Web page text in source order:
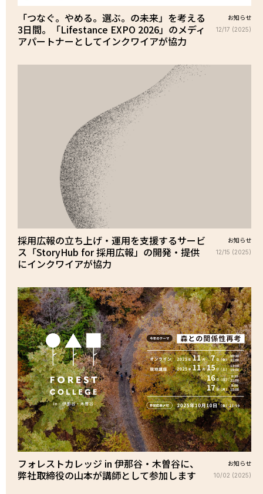
「つなぐ。やめる。選ぶ。の未来」を考える
3日間。「Lifestance EXPO 2026」のメディ
アパートナーとしてインクワイアが協力
お知らせ
12/17 (2025)
採用広報の立ち上げ・運用を支援するサービ
ス「StoryHub for 採用広報」の開発・提供
にインクワイアが協力
お知らせ
12/15 (2025)
フォレストカレッジ in 伊那谷・木曽谷に、
弊社取締役の山本が講師として参加します
お知らせ
10/02 (2025)